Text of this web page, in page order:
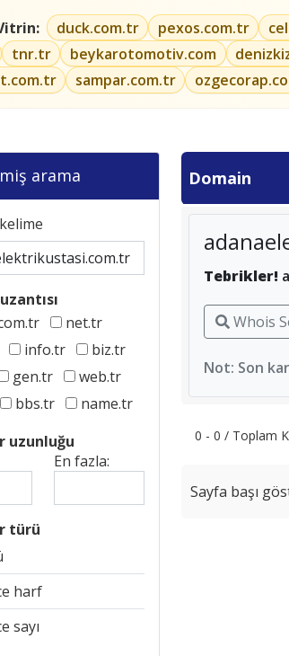
duck.com.tr pexos.com.tr
tnr.tr beykarotomotiv.com
sampar.com.tr
arama
net.tr
info.tr
biz.tr
gen.tr
web.tr
bbs.tr
name.tr
uzunluğu
En fazla:
türü
harf
sayı
Domain
Tebrikler!
Whois
Not: Son
0 - 0 / Toplam
Sayfa başı